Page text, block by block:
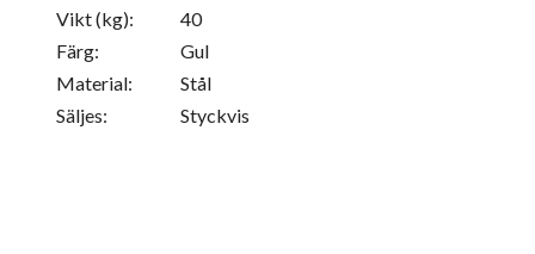
Vikt (kg):
40
Färg:
Gul
Material:
Stål
Säljes:
Styckvis